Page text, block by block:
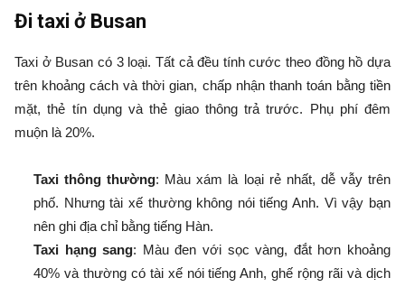
Đi taxi ở Busan
Taxi ở Busan có 3 loại. Tất cả đều tính cước theo đồng hồ dựa
trên khoảng cách và thời gian, chấp nhận thanh toán bằng tiền
mặt, thẻ tín dụng và thẻ giao thông trả trước. Phụ phí đêm
muộn là 20%.
Taxi thông thường: Màu xám là loại rẻ nhất, dễ vẫy trên
phố. Nhưng tài xế thường không nói tiếng Anh. Vì vậy bạn
nên ghi địa chỉ bằng tiếng Hàn.
Taxi hạng sang: Màu đen với sọc vàng, đắt hơn khoảng
40% và thường có tài xế nói tiếng Anh, ghế rộng rãi và dịch